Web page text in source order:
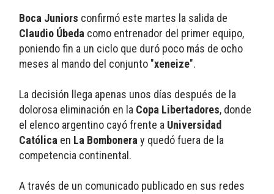
Boca Juniors
Claudio Úbeda como entrenador del primer equipo,
poniendo fin a un ciclo que duró poco más de ocho
meses al mando del conjunto "xeneize".
La decisión llega apenas unos días después de la
dolorosa eliminación en la Copa Libertadores, donde
el elenco argentino cayó frente a Universidad
Católica en La Bombonera y quedó fuera de la
competencia continental.
A través de un comunicado publicado en sus redes